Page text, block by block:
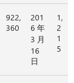
922,
360
201
6 年
3 月
16
日
1,
2
1
5